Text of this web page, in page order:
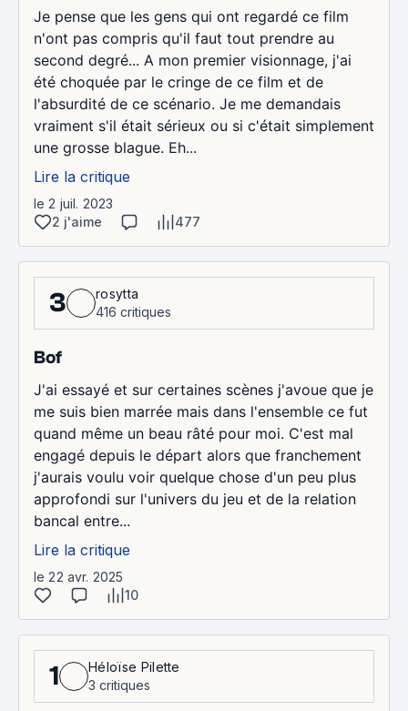
Je pense que les gens qui ont regardé ce film
n'ont pas compris qu'il faut tout prendre au
second degré... A mon premier visionnage, j'ai
été choquée par le cringe de ce film et de
l'absurdité de ce scénario. Je me demandais
vraiment s'il était sérieux ou si c'était simplement
une grosse blague. Eh...
Lire la critique
le 2 juil. 2023
2 j'aime
477
3
rosytta
416 critiques
Bof
J'ai essayé et sur certaines scènes j'avoue que je
me suis bien marrée mais dans l'ensemble ce fut
quand même un beau râté pour moi. C'est mal
engagé depuis le départ alors que franchement
j'aurais voulu voir quelque chose d'un peu plus
approfondi sur l'univers du jeu et de la relation
bancal entre...
Lire la critique
le 22 avr. 2025
10
1
Héloïse Pilette
3 critiques